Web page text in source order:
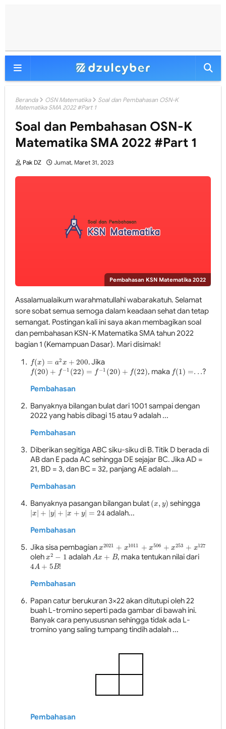
Beranda OSN Matematika
Soal dan Pembahasan OSN-K
Matematika SMA 2022 #Part 1
Soal dan Pembahasan OSN-K
Matematika SMA 2022 #Part 1
Pak DZ Jumat, Maret 31, 2023
Pembahasan KSN Matematika 2022
Assalamualaikum warahmatullahi wabarakatuh. Selamat
sore sobat semua semoga dalam keadaan sehat dan tetap
semangat. Postingan kali ini saya akan membagikan soal
dan pembahasan KSN-K Matematika SMA tahun 2022
bagian 1 (Kemampuan Dasar). Mari disimak!
f(x) = a2x + 200
f(x)= a2 x+200 . Jika
f(20) + f −1 (22) = f −1 (20) + f(22)
f(20)+f− 1(22)=f− 1( 20)+f(22 ) , maka f(1) =. . .
f(1)= ...
?
Pembahasan
Banyaknya bilangan bulat dari 1001 sampai dengan
2022 yang habis dibagi 15 atau 9 adalah ...
Pembahasan
Diberikan segitiga ABC siku-siku di B. Titik D berada di
AB dan E pada AC sehingga DE sejajar BC. Jika AD =
21, BD = 3, dan BC = 32, panjang AE adalah ...
Pembahasan
Banyaknya pasangan bilangan bulat (x, y)
(𝑥,𝑦) sehingga
|x| + |y| + |x + y| = 24
𝑥| +|𝑦 +| 𝑥+ |= 24
adalah...
Pembahasan
Jika sisa pembagian x2021 + x1011 + x506 + x253 + x127
x2021+ x1011 +x 506 +x253+ x127
oleh x2 − 1
x2 −1 adalahAx + B
Ax+B
, maka tentukan nilai dari
4A + 5B
4A +5 B
!
Pembahasan
Papan catur berukuran 3×22 akan ditutupi oleh 22
buah L-tromino seperti pada gambar di bawah ini.
Banyak cara penyususnan sehingga tidak ada L-
tromino yang saling tumpang tindih adalah ...
Pembahasan